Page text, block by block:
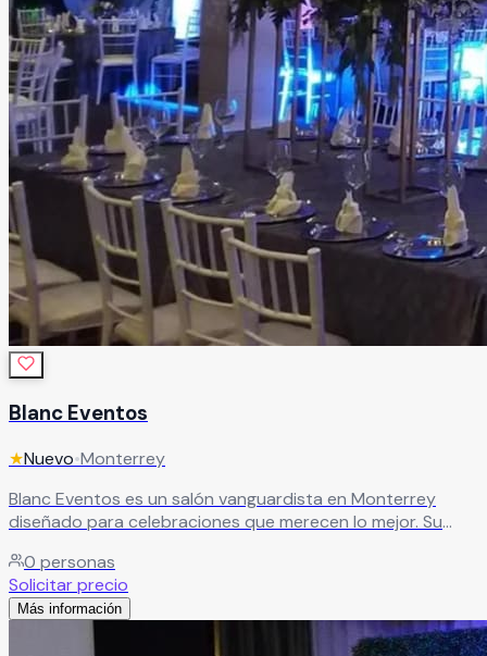
Blanc Eventos
★Nuevo•Monterrey
Blanc Eventos es un salón vanguardista en Monterrey
diseñado para celebraciones que merecen lo mejor. Su
el íntimo salón privado para ceremonias civiles crean un
espacio versátil y sofisticado para cada momento de tu
evento.Leer más
0 personas
Solicitar precio
Más información